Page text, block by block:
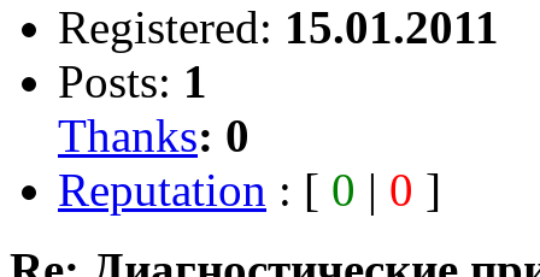
Registered: 15.01.2011
Posts: 1
Thanks: 0
Reputation : [ 0 | 0 ]